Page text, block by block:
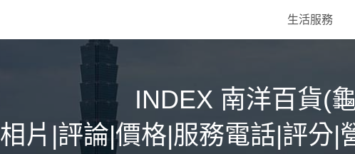
生活服務
INDEX 南洋百貨(
相片|評論|價格|服務電話|評分|